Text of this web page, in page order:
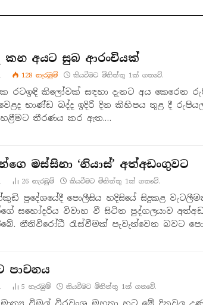
කන අයට සුබ ආරංචියක්
128නැරඹු​ම් කියවීමට මිනිත්තු 1ක් ගතවේ.
රටඉඳි කිලෝවක් සඳහා දැනට අය කෙරෙන
භාණ්ඩ බද්ද ඉදිරි දින කිහිපය තුළ දී
තීරණය කර ඇත.…
මස්සිනා ‘නියාස්’ අත්අඩංගුවට
26නැරඹු​ම් කියවීමට මිනිත්තු 1ක් ගතවේ.
ප්‍රදේශයේදී පොලීසිය හදිසියේ සිදුකළ
සහෝදරිය විවාහ වී සිටින පුද්ගලයාව
නීතිවිරෝධී රැස්වීමක් පැවැත්වෙන බවට
පාචනය
5නැරඹු​ම් කියවීමට මිනිත්තු 1ක් ගතවේ.